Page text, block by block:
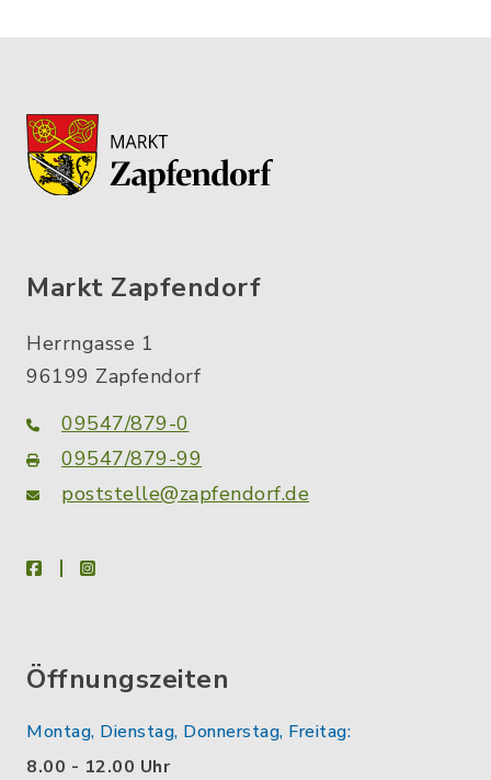
Markt Zapfendorf
Herrngasse 1
96199 Zapfendorf
09547/879-0
09547/879-99
poststelle@zapfendorf.de
facebookinstagram
Öffnungszeiten
Montag, Dienstag, Donnerstag, Freitag:
8.00 - 12.00 Uhr